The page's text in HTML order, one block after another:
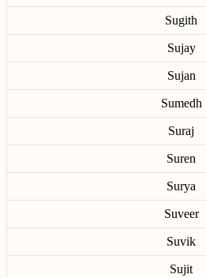
Sugith
Sujay
Sujan
Sumedh
Suraj
Suren
Surya
Suveer
Suvik
Sujit